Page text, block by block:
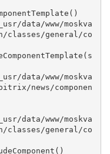
classes/general/co
news/componen
classes/general/co